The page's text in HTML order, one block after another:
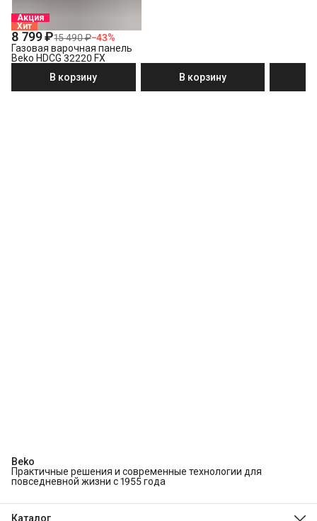
Акция
Хит
8 799 ₽15 490 ₽−43%
Газовая варочная панель
Beko HDCG 32220 FX
В корзину
В корзину
Beko
Практичные решения и современные технологии для
повседневной жизни с 1955 года
Каталог